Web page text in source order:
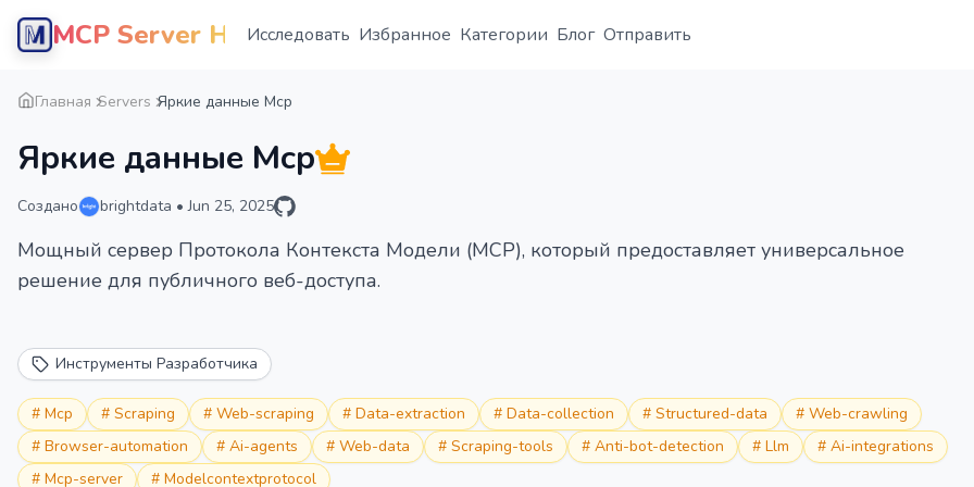
MCP Server HubИсследовать Избранное Категории Блог Отправить
Главная Servers Яркие данные Mcp
Яркие данные Mcp
Создано brightdata • Jun 25, 2025
Мощный сервер Протокола Контекста Модели (MCP), который предоставляет универсальное
решение для публичного веб-доступа.
Инструменты Разработчика
# Mcp # Scraping # Web-scraping # Data-extraction # Data-collection # Structured-data # Web-crawling
# Browser-automation # Ai-agents # Web-data # Scraping-tools # Anti-bot-detection # Llm # Ai-integrations
# Mcp-server # Modelcontextprotocol